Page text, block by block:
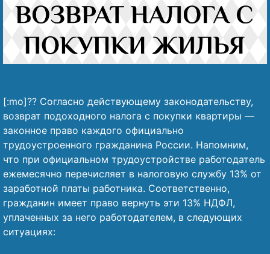
[:mo]?? Согласно действующему законодательству,
возврат подоходного налога с покупки квартиры —
законное право каждого официально
трудоустроенного гражданина России. Напомним,
что при официальном трудоустройстве работодатель
ежемесячно перечисляет в налоговую службу 13% от
заработной платы работника. Соответственно,
гражданин имеет право вернуть эти 13% НДФЛ,
уплаченных за него работодателем, в следующих
ситуациях: